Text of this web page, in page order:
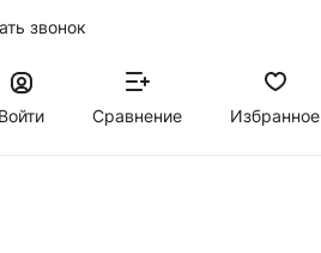
звонок
Войти
Сравнение Избранное